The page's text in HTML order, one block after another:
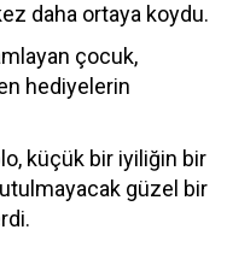
daha ortaya koydu.
çocuk,
hediyelerin
küçük bir iyiliğin bir
güzel bir